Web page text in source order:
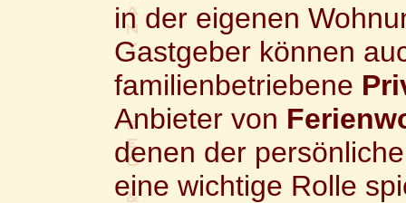
in der eigenen
Gastgeber können
familienbetriebene
Anbieter von
denen der
eine wichtige Rolle